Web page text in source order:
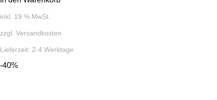
inkl. 19 % MwSt.
zzgl. Versandkosten
Lieferzeit: 2-4 Werktage
-40%